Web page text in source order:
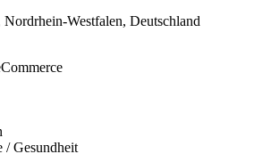
Westfalen, Deutschland
/ Gesundheit